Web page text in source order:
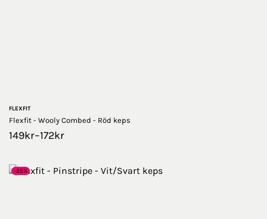
FLEXFIT
Flexfit - Wooly Combed - Röd keps
149kr–172kr
-25%